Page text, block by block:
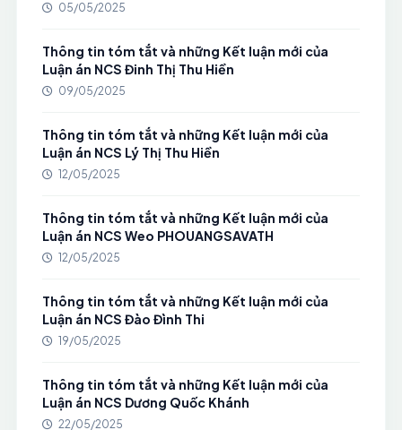
05/05/2025
Thông tin tóm tắt và những Kết luận mới của
Luận án NCS Đinh Thị Thu Hiền
09/05/2025
Thông tin tóm tắt và những Kết luận mới của
Luận án NCS Lý Thị Thu Hiền
12/05/2025
Thông tin tóm tắt và những Kết luận mới của
Luận án NCS Weo PHOUANGSAVATH
12/05/2025
Thông tin tóm tắt và những Kết luận mới của
Luận án NCS Đào Đình Thi
19/05/2025
Thông tin tóm tắt và những Kết luận mới của
Luận án NCS Dương Quốc Khánh
22/05/2025